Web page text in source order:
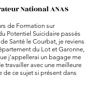
National ANAS
de Formation sur
Potentiel Suicidaire passés
Santé le Courbat, je reviens
du Lot et Garonne,
j'appellerai un bagage me
travailler avec une meilleure
de ce sujet si présent dans